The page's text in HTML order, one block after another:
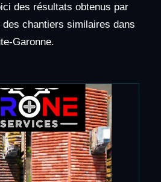
des résultats obtenus par
chantiers similaires dans
Garonne.